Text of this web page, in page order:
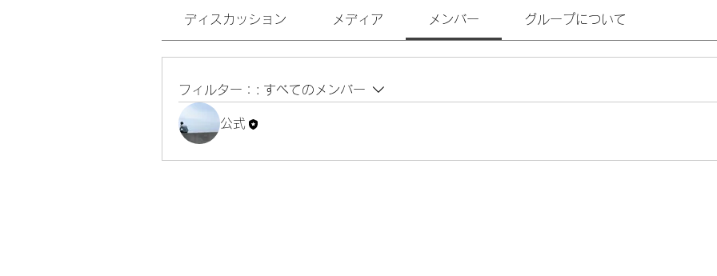
ディスカッション メディア メンバー グループについて
フィルター：: すべてのメンバー
公式